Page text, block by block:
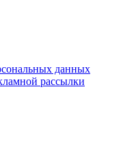
данных
рассылки